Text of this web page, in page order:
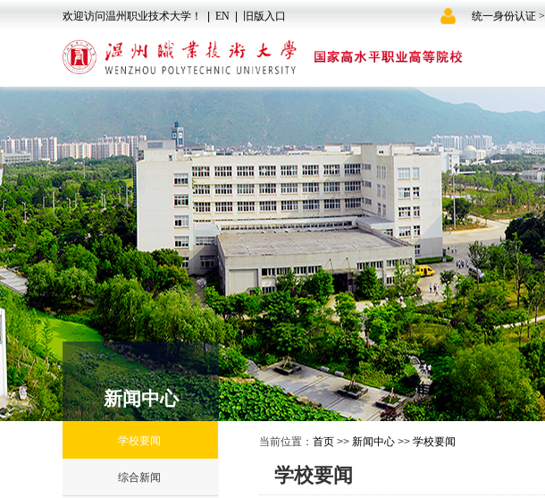
欢迎访问温州职业技术大学！ EN 旧版入口 统一身份认证 >
新闻中心
学校要闻
综合新闻
当前位置： 首页 >> 新闻中心 >> 学校要闻
学校要闻